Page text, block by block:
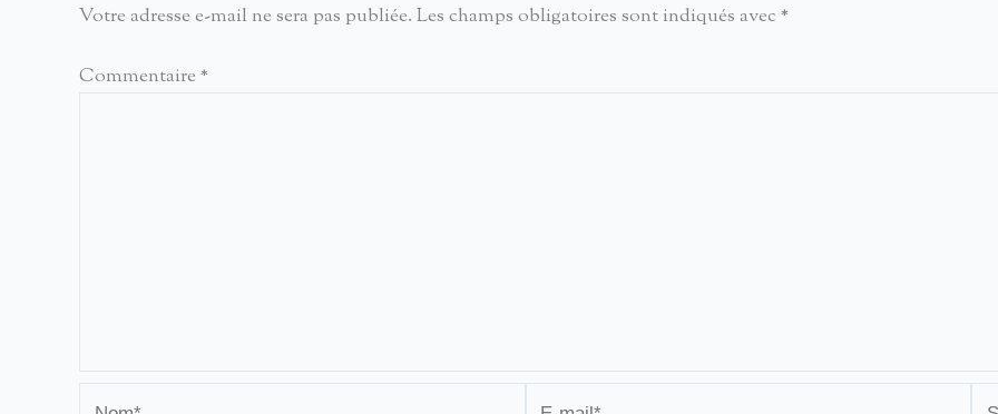
Votre adresse e-mail ne sera pas publiée. Les champs obligatoires sont indiqués avec *
Commentaire *